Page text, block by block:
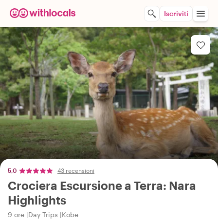
Iscriviti
5,0 43 recensioni
Crociera Escursione a Terra: Nara
Highlights
9 ore Day Trips Kobe